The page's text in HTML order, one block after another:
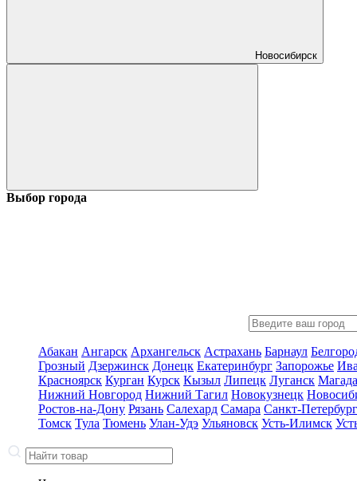
Новосибирск
Выбор города
Абакан Ангарск Архангельск Астрахань Барнаул
Грозный Дзержинск Донецк Екатеринбург Запорожье
Красноярск Курган Курск Кызыл Липецк Луганск
Нижний Новгород Нижний Тагил Новокузнецк
Ростов-на-Дону Рязань Салехард Самара Санкт-Петербург
Томск Тула Тюмень Улан-Удэ Ульяновск Усть-Илимск